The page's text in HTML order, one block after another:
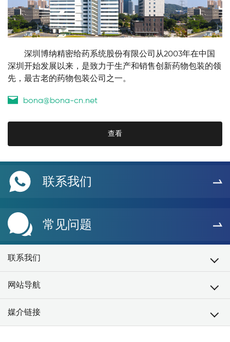
深圳开始发展以来，是致力于生产和销售创新药物包装的领
先，最古老的药物包装公司之一。
bona@bona-cn.net
查看
联系我们
常见问题
联系我们
网站导航
媒介链接